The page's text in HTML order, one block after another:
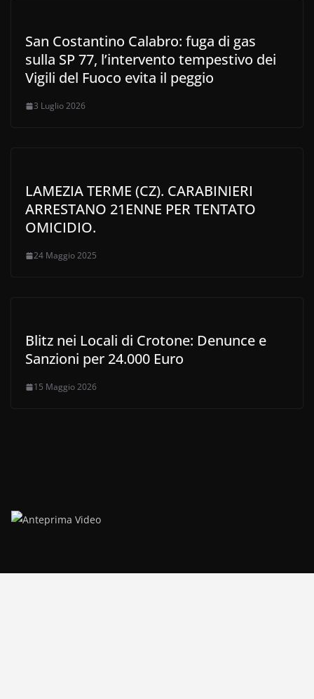
San Costantino Calabro: fuga di gas
sulla SP 77, l’intervento tempestivo dei
Vigili del Fuoco evita il peggio
3 Luglio 2026
LAMEZIA TERME (CZ). CARABINIERI
ARRESTANO 21ENNE PER TENTATO
OMICIDIO.
24 Maggio 2025
Blitz nei Locali di Crotone: Denunce e
Sanzioni per 24.000 Euro
15 Maggio 2026